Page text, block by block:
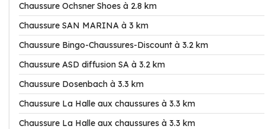
Chaussure Ochsner Shoes à 2.8 km
Chaussure SAN MARINA à 3 km
Chaussure Bingo-Chaussures-Discount à 3.2 km
Chaussure ASD diffusion SA à 3.2 km
Chaussure Dosenbach à 3.3 km
Chaussure La Halle aux chaussures à 3.3 km
Chaussure La Halle aux chaussures à 3.3 km